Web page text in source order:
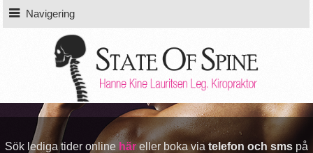
Navigering
Sök lediga tider online häreller boka via telefon och sms på